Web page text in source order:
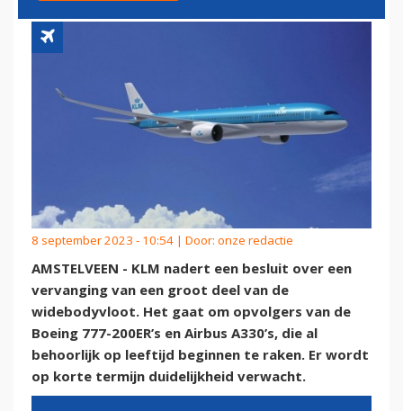
8 september 2023 - 10:54 | Door: onze redactie
AMSTELVEEN - KLM nadert een besluit over een
vervanging van een groot deel van de
widebodyvloot. Het gaat om opvolgers van de
Boeing 777-200ER’s en Airbus A330’s, die al
behoorlijk op leeftijd beginnen te raken. Er wordt
op korte termijn duidelijkheid verwacht.